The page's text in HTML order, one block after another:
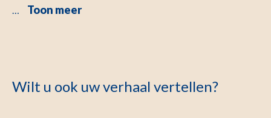
… Toon meer
Wilt u ook uw verhaal vertellen?